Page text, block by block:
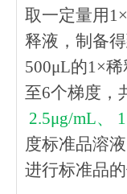
取一定量用
释液，制备
500μL的1×
至6个梯度，
2.5μg/mL、
度标准品溶
进行标准品